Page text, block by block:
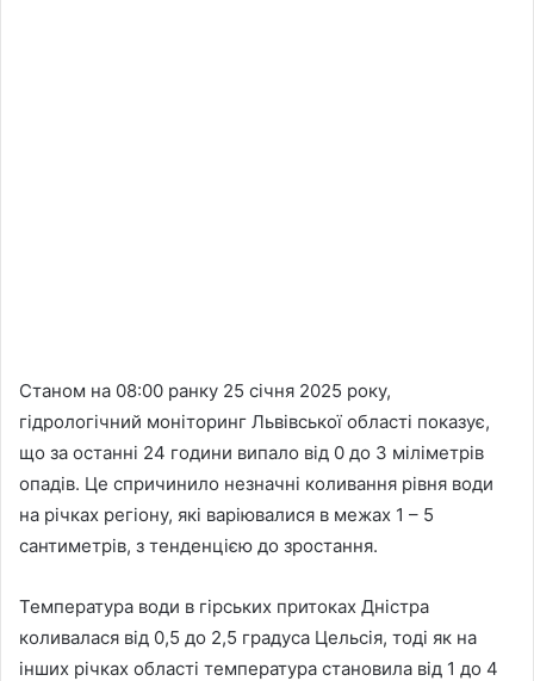
Станом на 08:00 ранку 25 січня 2025 року,
гідрологічний моніторинг Львівської області показує,
що за останні 24 години випало від 0 до 3 міліметрів
опадів. Це спричинило незначні коливання рівня води
на річках регіону, які варіювалися в межах 1 – 5
сантиметрів, з тенденцією до зростання.
Температура води в гірських притоках Дністра
коливалася від 0,5 до 2,5 градуса Цельсія, тоді як на
інших річках області температура становила від 1 до 4